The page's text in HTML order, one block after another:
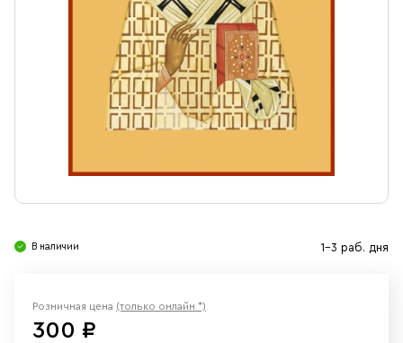
Ювелирные изделия
В наличии 1-3 раб. дня
Розничная цена (только онлайн *)
300 ₽